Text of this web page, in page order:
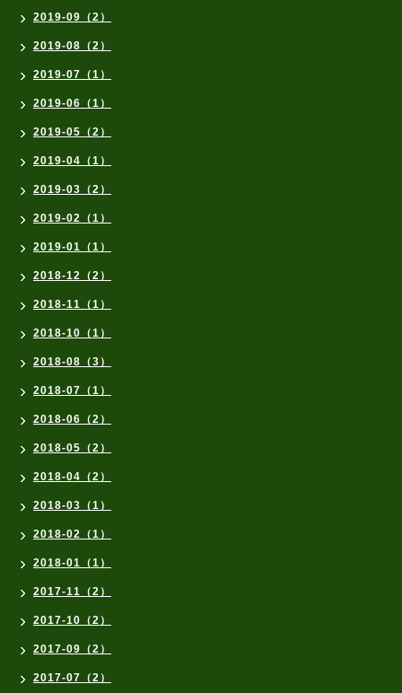
2019-09（2）
2019-08（2）
2019-07（1）
2019-06（1）
2019-05（2）
2019-04（1）
2019-03（2）
2019-02（1）
2019-01（1）
2018-12（2）
2018-11（1）
2018-10（1）
2018-08（3）
2018-07（1）
2018-06（2）
2018-05（2）
2018-04（2）
2018-03（1）
2018-02（1）
2018-01（1）
2017-11（2）
2017-10（2）
2017-09（2）
2017-07（2）